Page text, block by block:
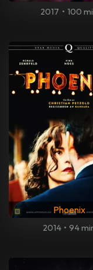
2017 • 100
Phoenix
2014 • 94